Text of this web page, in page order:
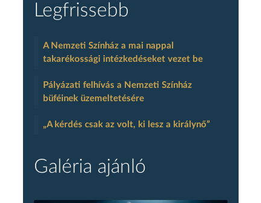
Legfrissebb
A Nemzeti Színház a mai nappal
takarékossági intézkedéseket vezet be
Pályázati felhívás a Nemzeti Színház
büféinek üzemeltetésére
„A kérdés csak az volt, ki lesz a királynő”
Galéria ajánló